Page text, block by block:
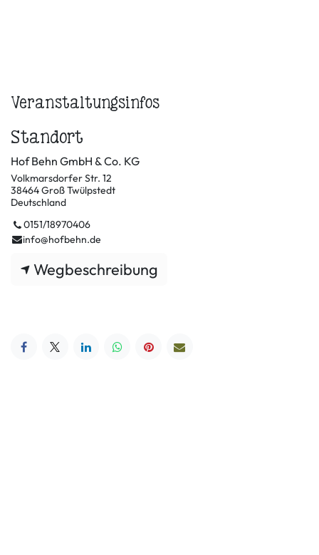
Veranstaltungsinfos
Standort
Hof Behn GmbH & Co. KG
Volkmarsdorfer Str. 12
38464 Groß Twülpstedt
Deutschland
0151/18970406
info@hofbehn.de
Wegbeschreibung